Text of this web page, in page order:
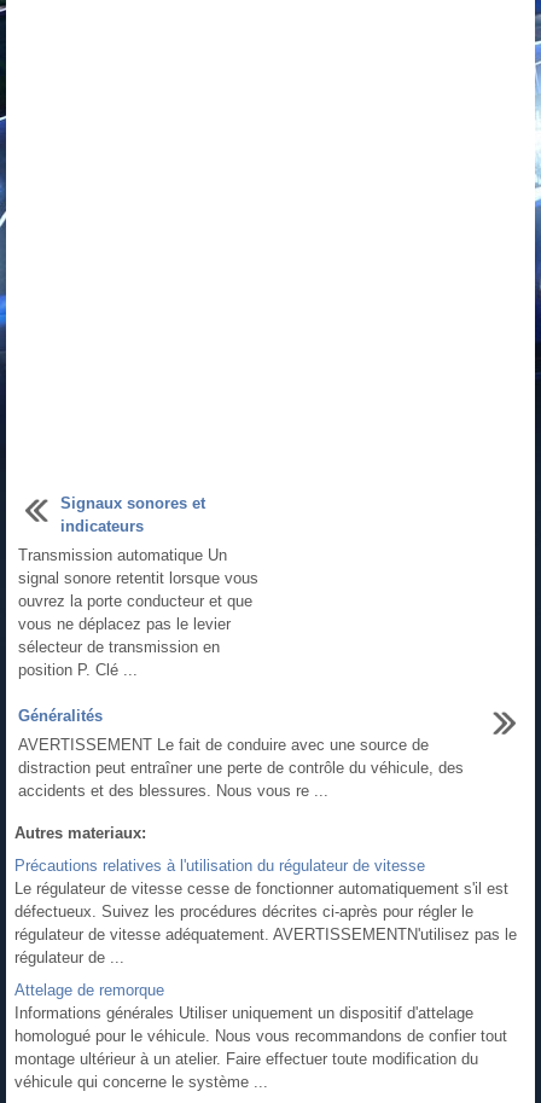
Signaux sonores et
indicateurs
Transmission automatique Un
signal sonore retentit lorsque vous
ouvrez la porte conducteur et que
vous ne déplacez pas le levier
sélecteur de transmission en
position P. Clé ...
Généralités
AVERTISSEMENT Le fait de conduire avec une source de
distraction peut entraîner une perte de contrôle du véhicule, des
accidents et des blessures. Nous vous re ...
Autres materiaux:
Précautions relatives à l'utilisation du régulateur de vitesse
Le régulateur de vitesse cesse de fonctionner automatiquement s'il est
défectueux. Suivez les procédures décrites ci-après pour régler le
régulateur de vitesse adéquatement. AVERTISSEMENTN'utilisez pas le
régulateur de ...
Attelage de remorque
Informations générales Utiliser uniquement un dispositif d'attelage
homologué pour le véhicule. Nous vous recommandons de confier tout
montage ultérieur à un atelier. Faire effectuer toute modification du
véhicule qui concerne le système ...